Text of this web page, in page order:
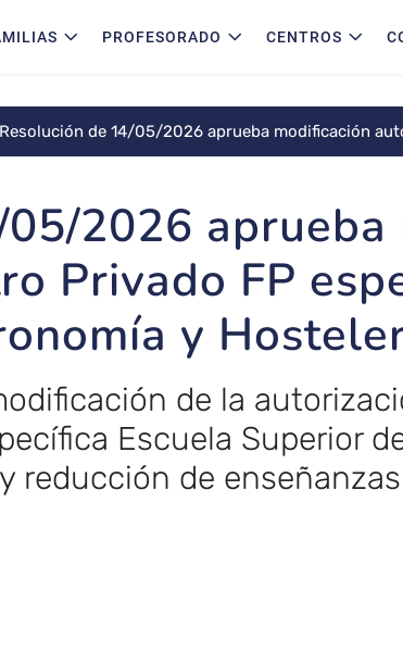
PROFESORADO CENTROS
Resolución de 14/05/2026 aprueba modificación
Superior de Gastronomía y Hostelería de Toledo
2026
Privado FP
y
de la
Escuela Superior
reducción de